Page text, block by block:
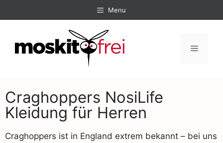
Menu
Craghoppers NosiLife
Kleidung für Herren
Craghoppers ist in England extrem bekannt – bei uns